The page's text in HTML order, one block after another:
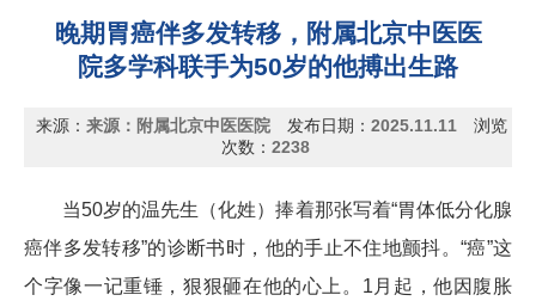
晚期胃癌伴多发转移，附属北京中医医
院多学科联手为50岁的他搏出生路
来源： 来源：附属北京中医医院 发布日期： 2025.11.11
浏览
次数： 2238
当50岁的温先生（化姓）捧着那张写着“胃体低分化腺
癌伴多发转移”的诊断书时，他的手止不住地颤抖。“癌”这
个字像一记重锤，狠狠砸在他的心上。1月起，他因腹胀